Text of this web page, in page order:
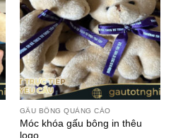
GẤU BÔNG QUẢNG CÁO
Móc khóa gấu bông in thêu
logo